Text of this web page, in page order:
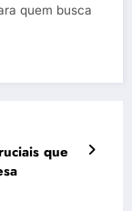
quem busca
que